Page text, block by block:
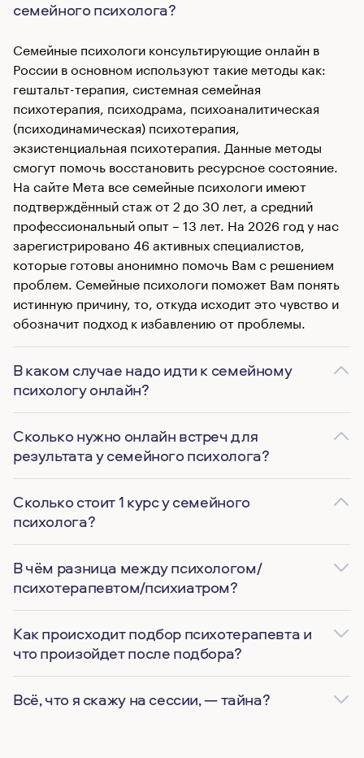
семейного психолога?
Семейные психологи консультирующие онлайн в
России в основном используют такие методы как:
гештальт-терапия, системная семейная
психотерапия, психодрама, психоаналитическая
(психодинамическая) психотерапия,
экзистенциальная психотерапия. Данные методы
смогут помочь восстановить ресурсное состояние.
На сайте Мета все семейные психологи имеют
подтверждённый стаж от 2 до 30 лет, а средний
профессиональный опыт – 13 лет. На 2026 год у нас
зарегистрировано 46 активных специалистов,
которые готовы анонимно помочь Вам с решением
проблем. Семейные психологи поможет Вам понять
истинную причину, то, откуда исходит это чувство и
обозначит подход к избавлению от проблемы.
В каком случае надо идти к семейному
психологу онлайн?
Сколько нужно онлайн встреч для
результата у семейного психолога?
Сколько стоит 1 курс у семейного
психолога?
В чём разница между психологом/
психотерапевтом/психиатром?
Как происходит подбор психотерапевта и
что произойдет после подбора?
Всё, что я скажу на сессии, — тайна?